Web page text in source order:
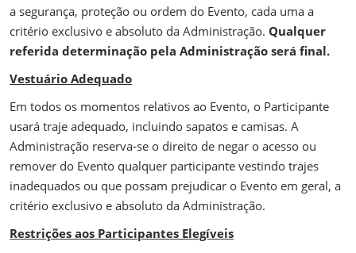
a segurança, proteção ou ordem do Evento, cada uma a
critério exclusivo e absoluto da Administração. Qualquer
referida determinação pela Administração será final.
Vestuário Adequado
Em todos os momentos relativos ao Evento, o Participante
usará traje adequado, incluindo sapatos e camisas. A
Administração reserva-se o direito de negar o acesso ou
remover do Evento qualquer participante vestindo trajes
inadequados ou que possam prejudicar o Evento em geral, a
critério exclusivo e absoluto da Administração.
Restrições aos Participantes Elegíveis